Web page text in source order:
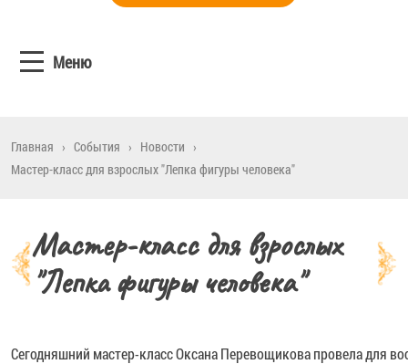
Меню
Главная › События › Новости ›
Мастер-класс для взрослых "Лепка фигуры человека"
Мастер-класс для взрослых
"Лепка фигуры человека"
Сегодняшний мастер-класс Оксана Перевощикова провела для